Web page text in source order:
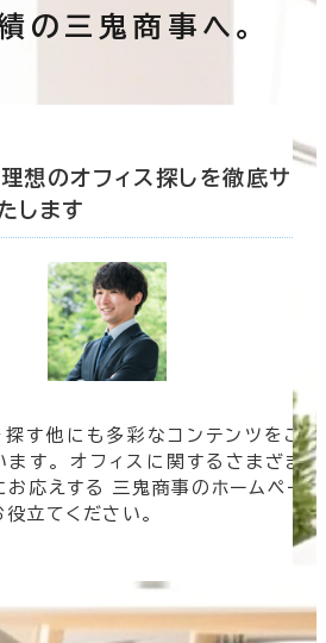
の三鬼商事へ。
想のオフィス探しを徹底サ
します
探す他にも多彩なコンテンツをご
ます。 オフィスに関するさまざま
お応えする 三鬼商事のホームペー
立てください。